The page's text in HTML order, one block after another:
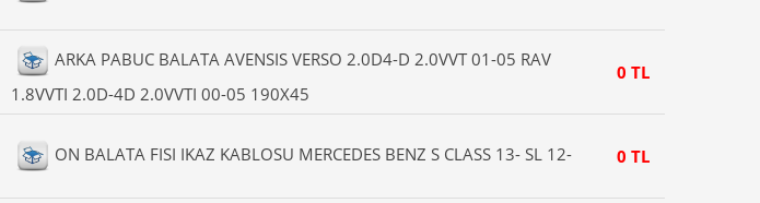
ARKA PABUC BALATA AVENSIS VERSO 2.0D4-D 2.0VVT 01-05 RAV
1.8VVTI 2.0D-4D 2.0VVTI 00-05 190X45
0 TL
ON BALATA FISI IKAZ KABLOSU MERCEDES BENZ S CLASS 13- SL 12- 0 TL